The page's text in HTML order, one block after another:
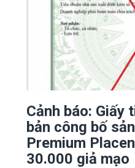
Cảnh báo: Giấy
bản công bố
Premium
30.000 giả mạo